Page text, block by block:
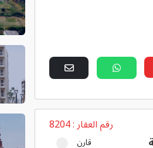
رقم العقار :8204
قارن